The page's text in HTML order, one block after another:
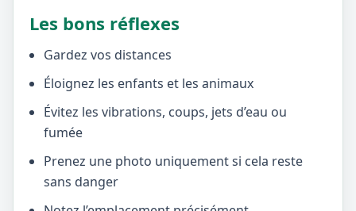
Les bons réflexes
Gardez vos distances
Éloignez les enfants et les animaux
Évitez les vibrations, coups, jets d’eau ou
fumée
Prenez une photo uniquement si cela reste
sans danger